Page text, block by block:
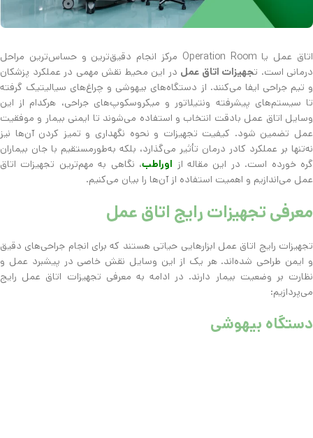
اتاق عمل یا Operation Room مرکز انجام دقیق‌ترین و حساس‌ترین مراحل
درمانی است. تجهیزات اتاق عمل در این محیط نقش مهمی در عملکرد پزشکان
و تیم جراحی ایفا می‌کنند. از دستگاه‌های بیهوشی و چراغ‌های سیالیتیک گرفته
تا سیستم‌های پیشرفته ونتیلاتور و میکروسکوپ‌های جراحی، هرکدام از این
وسایل اتاق عمل بادقت انتخاب و استفاده می‌شوند تا ایمنی بیمار و موفقیت
عمل تضمین شود. کیفیت تجهیزات و نحوه نگهداری و تمیز کردن آن‌ها نیز
نه‌تنها بر عملکرد کادر درمان تأثیر می‌گذارد، بلکه به‌طورمستقیم با جان بیماران
گره خورده است. در این مقاله از اوراطب، نگاهی به مهم‌ترین تجهیزات اتاق
عمل می‌اندازیم و اهمیت استفاده از آن‌ها را بیان می‌کنیم.
معرفی تجهیزات رایج اتاق عمل
تجهیزات رایج اتاق عمل ابزارهایی حیاتی هستند که برای انجام جراحی‌های دقیق
و ایمن طراحی شده‌اند. هر یک از این وسایل نقش خاصی در پیشبرد عمل و
نظارت بر وضعیت بیمار دارند. در ادامه به معرفی تجهیزات اتاق عمل رایج
می‌پردازیم:
دستگاه بیهوشی